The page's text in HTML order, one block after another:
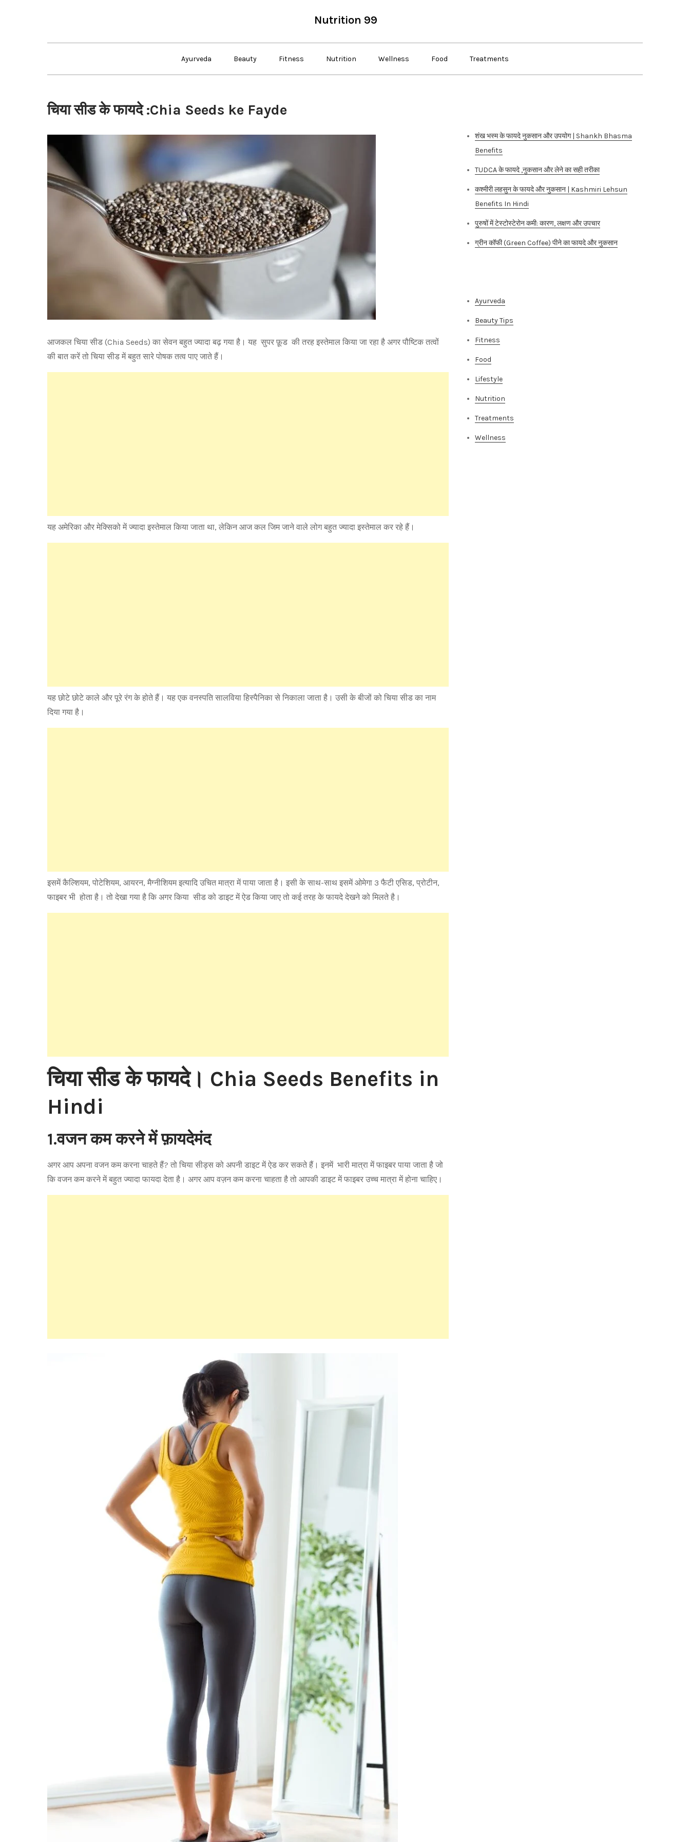
Nutrition 99
Ayurveda Beauty Fitness Nutrition Wellness Food Treatments
चिया सीड के फायदे :Chia Seeds ke Fayde
आजकल चिया सीड (Chia Seeds) का सेवन बहुत ज्यादा बढ़ गया है। यह सुपर फ़ूड की तरह इस्तेमाल किया जा रहा है अगर पौष्टिक तत्वों
की बात करें तो चिया सीड में बहुत सारे पोषक तत्व पाए जाते हैं।
यह अमेरिका और मेक्सिको में ज्यादा इस्तेमाल किया जाता था, लेकिन आज कल जिम जाने वाले लोग बहुत ज्यादा इस्तेमाल कर रहे हैं।
यह छोटे छोटे काले और पूरे रंग के होते हैं। यह एक वनस्पति सालविया हिस्पैनिका से निकाला जाता है। उसी के बीजों को चिया सीड का नाम
दिया गया है।
इसमें कैल्शियम, पोटेशियम, आयरन, मैग्नीशियम इत्यादि उचित मात्रा में पाया जाता है। इसी के साथ-साथ इसमें ओमेगा 3 फैटी एसिड, प्रोटीन,
फाइबर भी होता है। तो देखा गया है कि अगर किया सीड को डाइट में ऐड किया जाए तो कई तरह के फायदे देखने को मिलते है।
चिया सीड के फायदे। Chia Seeds Benefits in
Hindi
1.वजन कम करने में फ़ायदेमंद
अगर आप अपना वजन कम करना चाहते हैं? तो चिया सीड्स को अपनी डाइट में ऐड कर सकते हैं। इनमें भारी मात्रा में फाइबर पाया जाता है जो
कि वजन कम करने में बहुत ज्यादा फायदा देता है। अगर आप वज़न कम करना चाहता है तो आपकी डाइट में फाइबर उच्च मात्रा में होना चाहिए।
शंख भस्म के फायदे नुकसान और उपयोग | Shankh Bhasma
Benefits
TUDCA के फायदे ,नुकसान और लेने का सही तरीका
कश्मीरी लहसुन के फायदे और नुकसान | Kashmiri Lehsun
Benefits In Hindi
पुरुषों में टेस्टोस्टेरोन कमी: कारण, लक्षण और उपचार
ग्रीन कॉफी (Green Coffee) पीने का फायदे और नुकसान
Ayurveda
Beauty Tips
Fitness
Food
Lifestyle
Nutrition
Treatments
Wellness